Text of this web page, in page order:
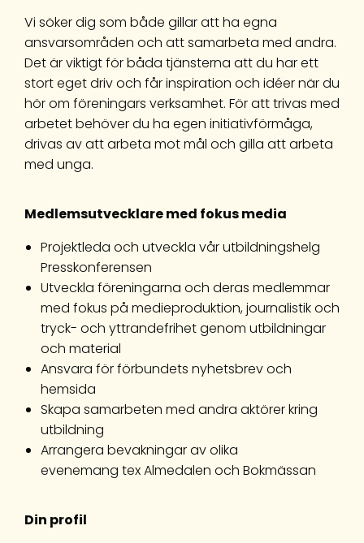
Vi söker dig som både gillar att ha egna
ansvarsområden och att samarbeta med andra.
Det är viktigt för båda tjänsterna att du har ett
stort eget driv och får inspiration och idéer när du
hör om föreningars verksamhet. För att trivas med
arbetet behöver du ha egen initiativförmåga,
drivas av att arbeta mot mål och gilla att arbeta
med unga.
Medlemsutvecklare med fokus media
Projektleda och utveckla vår utbildningshelg
Presskonferensen
Utveckla föreningarna och deras medlemmar
med fokus på medieproduktion, journalistik och
tryck- och yttrandefrihet genom utbildningar
och material
Ansvara för förbundets nyhetsbrev och
hemsida
Skapa samarbeten med andra aktörer kring
utbildning
Arrangera bevakningar av olika
evenemang tex Almedalen och Bokmässan
Din profil